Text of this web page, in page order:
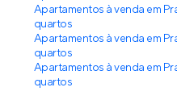
Apartamentos à venda em
quartos
Apartamentos à venda em
quartos
Apartamentos à venda em
quartos